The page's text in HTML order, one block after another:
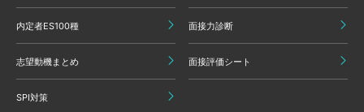
内定者ES100種 面接力診断
志望動機まとめ 面接評価シート
SPI対策